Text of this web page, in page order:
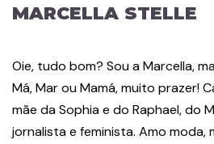
MARCELLA STELLE
Oie, tudo bom? Sou a Marcella,
Má, Mar ou Mamá, muito prazer!
mãe da Sophia e do Raphael, do
jornalista e feminista. Amo moda,